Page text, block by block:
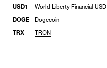
USD1
World Liberty Financial USD
DOGE
Dogecoin
TRX
TRON